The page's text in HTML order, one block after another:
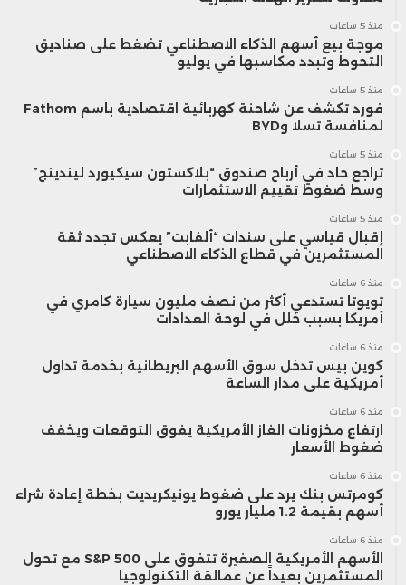
منذ 5 ساعات
موجة بيع أسهم الذكاء الاصطناعي تضغط على صناديق
التحوط وتبدد مكاسبها في يوليو
منذ 5 ساعات
فورد تكشف عن شاحنة كهربائية اقتصادية باسم Fathom
لمنافسة تسلا وBYD
منذ 5 ساعات
تراجع حاد في أرباح صندوق “بلاكستون سيكيورد ليندينج”
وسط ضغوط تقييم الاستثمارات
منذ 5 ساعات
إقبال قياسي على سندات “ألفابت” يعكس تجدد ثقة
المستثمرين في قطاع الذكاء الاصطناعي
منذ 6 ساعات
تويوتا تستدعي أكثر من نصف مليون سيارة كامري في
أمريكا بسبب خلل في لوحة العدادات
منذ 6 ساعات
كوين بيس تدخل سوق الأسهم البريطانية بخدمة تداول
أمريكية على مدار الساعة
منذ 6 ساعات
ارتفاع مخزونات الغاز الأمريكية يفوق التوقعات ويخفف
ضغوط الأسعار
منذ 6 ساعات
كومرتس بنك يرد على ضغوط يونيكريديت بخطة إعادة شراء
أسهم بقيمة 1.2 مليار يورو
منذ 6 ساعات
الأسهم الأمريكية الصغيرة تتفوق على S&P 500 مع تحول
المستثمرين بعيداً عن عمالقة التكنولوجيا